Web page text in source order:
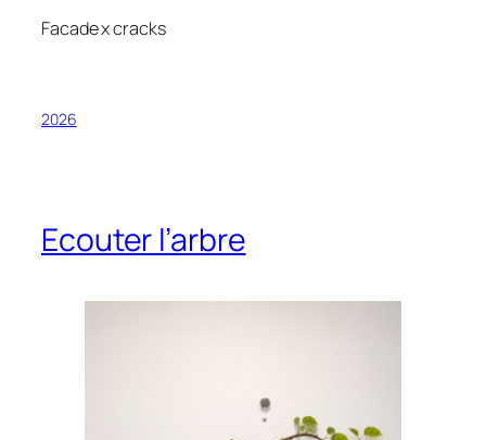
Facade x cracks
2026
Ecouter l’arbre